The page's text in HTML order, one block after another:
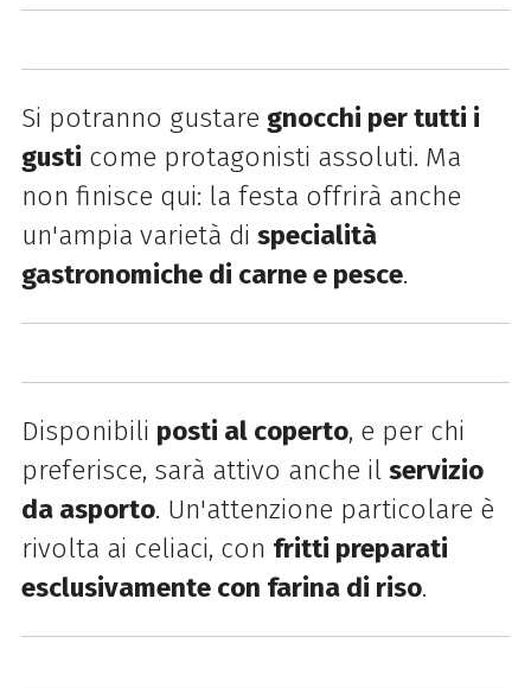
Si potranno gustare gnocchi per tutti i
gusti come protagonisti assoluti. Ma
non finisce qui: la festa offrirà anche
un'ampia varietà di specialità
gastronomiche di carne e pesce.
Disponibili posti al coperto, e per chi
preferisce, sarà attivo anche il servizio
da asporto. Un'attenzione particolare è
rivolta ai celiaci, con fritti preparati
esclusivamente con farina di riso.